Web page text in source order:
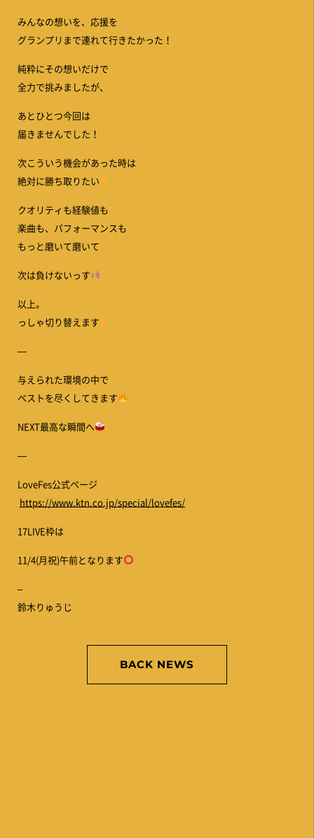
みんなの想いを、応援を
グランプリまで連れて行きたかった！
純粋にその想いだけで
全力で挑みましたが、
あとひとつ今回は
届きませんでした！
次こういう機会があった時は
絶対に勝ち取りたい
クオリティも経験値も
楽曲も、パフォーマンスも
もっと磨いて磨いて
次は負けないっす
以上。
っしゃ切り替えます
—
与えられた環境の中で
ベストを尽くしてきます
NEXT最高な瞬間へ
—
LoveFes公式ページ
https://www.ktn.co.jp/special/lovefes/
17LIVE枠は
11/4(月祝)午前となります
–
鈴木りゅうじ
BACK NEWS